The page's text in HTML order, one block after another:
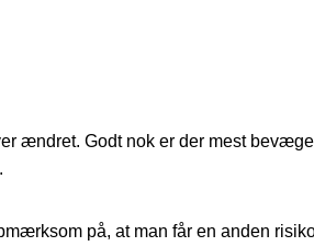
ændret. Godt nok er der mest
på, at man får en anden